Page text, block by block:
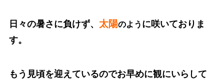
日々の暑さに負けず、 太陽のよう に咲いておりま
す。
もう見頃を迎えているのでお早めに観にいらして